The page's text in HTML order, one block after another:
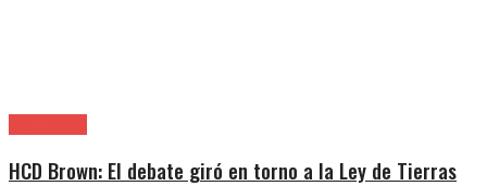
HCD Brown: El debate giró en torno a la Ley de Tierras